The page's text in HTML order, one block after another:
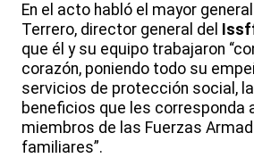
En el acto habló el mayor
Terrero, director general del
que él y su equipo trabajaron
corazón, poniendo todo su
servicios de protección social,
beneficios que les corresponda
miembros de las Fuerzas
familiares”.